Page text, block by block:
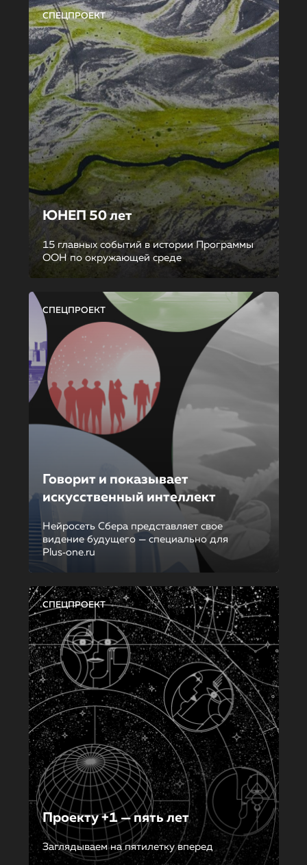
СПЕЦПРОЕКТ
ЮНЕП 50 лет
15 главных событий в истории Программы
ООН по окружающей среде
СПЕЦПРОЕКТ
Говорит и показывает
искусственный интеллект
Нейросеть Сбера представляет свое
видение будущего — специально для
Plus‑one.ru
СПЕЦПРОЕКТ
Проекту +1 — пять лет
Заглядываем на пятилетку вперед